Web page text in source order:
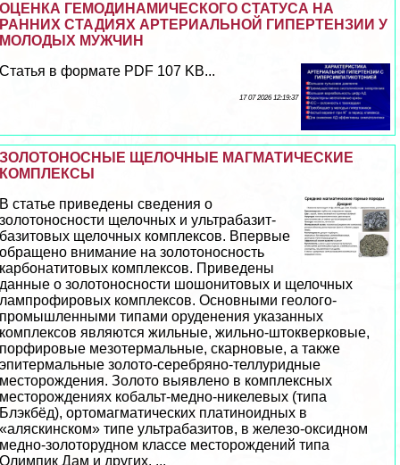
ОЦЕНКА ГЕМОДИНАМИЧЕСКОГО СТАТУСА НА
РАННИХ СТАДИЯХ АРТЕРИАЛЬНОЙ ГИПЕРТЕНЗИИ У
МОЛОДЫХ МУЖЧИН
Статья в формате PDF 107 KB...
17 07 2026 12:19:37
ЗОЛОТОНОСНЫЕ ЩЕЛОЧНЫЕ МАГМАТИЧЕСКИЕ
КОМПЛЕКСЫ
В статье приведены сведения о
золотоносности щелочных и ультpaбазит-
базитовых щелочных комплексов. Впервые
обращено внимание на золотоносность
карбонатитовых комплексов. Приведены
данные о золотоносности шошонитовых и щелочных
лампрофировых комплексов. Основными геолого-
промышленными типами оруденения указанных
комплексов являются жильные, жильно-штокверковые,
порфировые мезотермальные, скарновые, а также
эпитермальные золото-серебряно-теллуридные
месторождения. Золото выявлено в комплексных
месторождениях кобальт-медно-никелевых (типа
Блэкбёд), ортомагматических платиноидных в
«аляскинском» типе ультpaбазитов, в железо-оксидном
медно-золоторудном классе месторождений типа
Олимпик Дам и других. ...